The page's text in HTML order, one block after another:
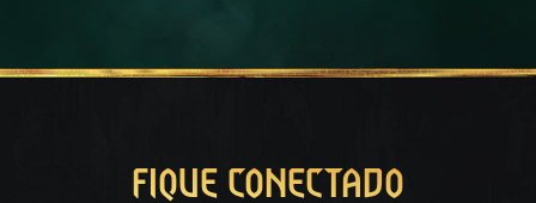
FIQUE CONECTADO